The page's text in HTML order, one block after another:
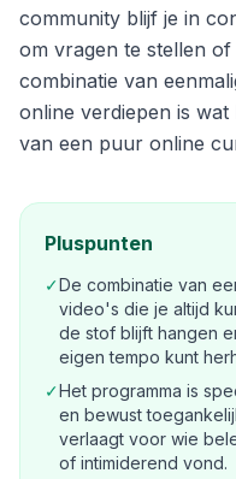
community blijf je in
om vragen te stellen
combinatie van
online verdiepen is
van een puur online
Pluspunten
✓De combinatie van
video's die je altijd
de stof blijft hangen
eigen tempo kunt
✓Het programma is
en bewust
verlaagt voor wie
of intimiderend vond.